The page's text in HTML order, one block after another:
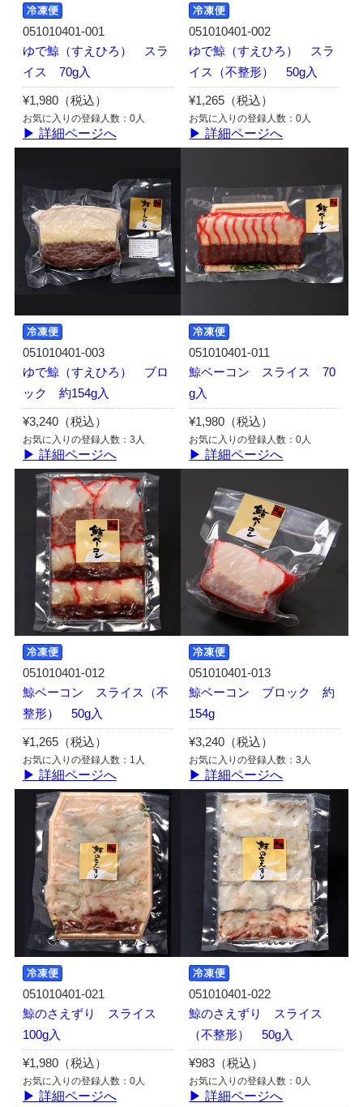
051010401-001
ゆで鯨（すえひろ） スラ
イス 70g入
¥1,980（税込）
お気に入りの登録人数：0人
▶ 詳細ページへ
051010401-002
ゆで鯨（すえひろ） スラ
イス（不整形） 50g入
¥1,265（税込）
お気に入りの登録人数：0人
▶ 詳細ページへ
051010401-003
ゆで鯨（すえひろ） ブロ
ック 約154g入
¥3,240（税込）
お気に入りの登録人数：3人
▶ 詳細ページへ
051010401-011
鯨ベーコン スライス 70
g入
¥1,980（税込）
お気に入りの登録人数：0人
▶ 詳細ページへ
051010401-012
鯨ベーコン スライス（不
整形） 50g入
¥1,265（税込）
お気に入りの登録人数：1人
▶ 詳細ページへ
051010401-013
鯨ベーコン ブロック 約
154g
¥3,240（税込）
お気に入りの登録人数：3人
▶ 詳細ページへ
051010401-021
鯨のさえずり スライス
100g入
¥1,980（税込）
お気に入りの登録人数：0人
▶ 詳細ページへ
051010401-022
鯨のさえずり スライス
（不整形） 50g入
¥983（税込）
お気に入りの登録人数：0人
▶ 詳細ページへ